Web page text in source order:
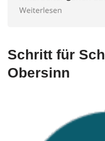
Schritt für
Obersinn